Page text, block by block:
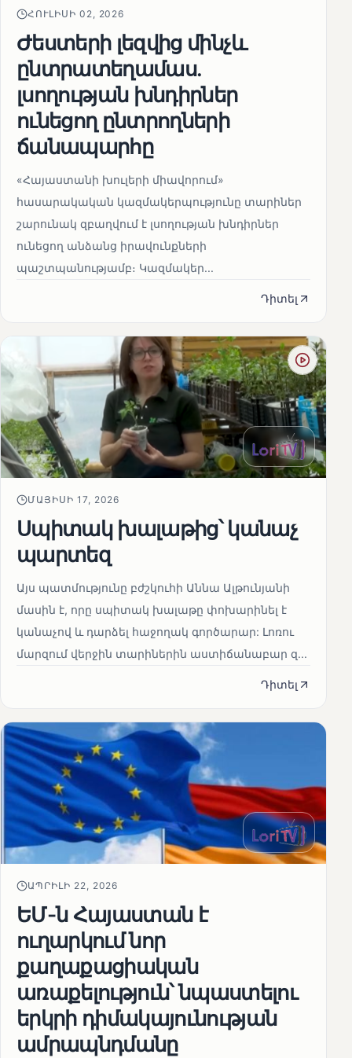
ՀՈՒԼԻՍԻ 02, 2026
Ժեստերի լեզվից մինչև
ընտրատեղամաս.
լսողության խնդիրներ
ունեցող ընտրողների
ճանապարհը
«Հայաստանի խուլերի միավորում»
հասարակական կազմակերպությունը տարիներ
շարունակ զբաղվում է լսողության խնդիրներ
ունեցող անձանց իրավունքների
պաշտպանությամբ։ Կազմակեր...
Դիտել
ՄԱՅԻՍԻ 17, 2026
Սպիտակ խալաթից՝ կանաչ
պարտեզ
Այս պատմությունը բժշկուհի Աննա Ալթունյանի
մասին է, որը սպիտակ խալաթը փոխարինել է
կանաչով և դարձել հաջողակ գործարար: Լոռու
մարզում վերջին տարիներին աստիճանաբար զ...
Դիտել
ԱՊՐԻԼԻ 22, 2026
ԵՄ-ն Հայաստան է
ուղարկում նոր
քաղաքացիական
առաքելություն՝ նպաստելու
երկրի դիմակայունության
ամրապնդմանը